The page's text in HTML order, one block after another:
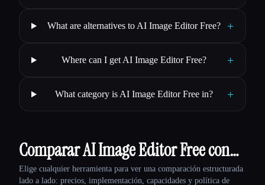
What are alternatives to AI Image Editor Free? +
Where can I get AI Image Editor Free? +
What category is AI Image Editor Free in? +
Comparar AI Image Editor Free con…
Elige cualquier herramienta para ver una comparación estructurada
lado a lado: precios, implementación, capacidades y política de